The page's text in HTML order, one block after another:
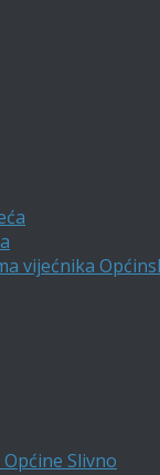
vijećnika
Slivno